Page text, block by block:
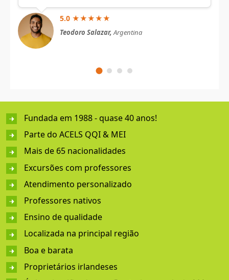
5.0 ★★★★★
Teodoro Salazar,Argentina
Fundada em 1988 - quase 40 anos!
Parte do ACELS QQI & MEI
Mais de 65 nacionalidades
Excursões com professores
Atendimento personalizado
Professores nativos
Ensino de qualidade
Localizada na principal região
Boa e barata
Proprietários irlandeses